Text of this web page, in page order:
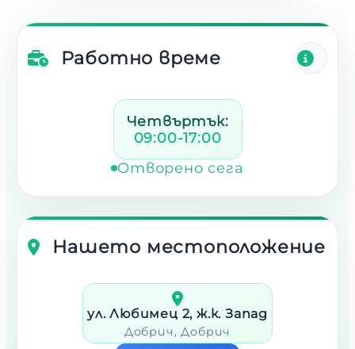
Работно време
Четвъртък:
09:00-17:00
Отворено сега
Нашето местоположение
ул. Любимец 2, ж.к. Запад
Добрич, Добрич